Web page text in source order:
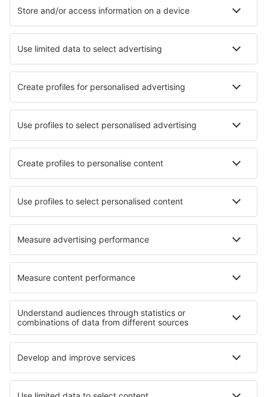
Hotels in Cabo Frio Hotels in Itajaí Hotels in Guaruja
Hotels in Tamandare Hotels in Bento Goncalves
Die besten Hotels - Städte
Hotels in Mytishchi Hotels in Nottuln Hotels in Yvorne
Hotels in Zaratan Hotels in Uralsk Hotels in Pontenure
Hotels in Kormend Hotels in Kirchberg
Die besten Hotels - Regionen
Hotels auf Copacabana Hotels in Fernando de Noronha
Hotels in Florianopolis Hotels in Ipanema
Hotels in Praia do Forte Hotels in Kreis Bihor
Hotels in Friuli-Venezia Giulia Hotels auf der Central Anatolia
Hotels in Guanacaste Hotels auf Fuerteventura